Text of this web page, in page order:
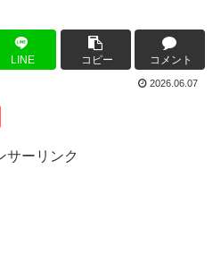
LINE コピー コメント
2026.06.07
サーリンク